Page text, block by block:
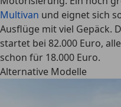
Multivan und eignet sich
Ausflüge mit viel Gepäck.
startet bei 82.000 Euro,
schon für 18.000 Euro.
Alternative Modelle